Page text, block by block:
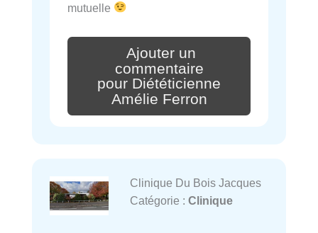
mutuelle
Ajouter un
commentaire
pour Diététicienne
Amélie Ferron
Clinique Du Bois Jacques
Catégorie : Clinique